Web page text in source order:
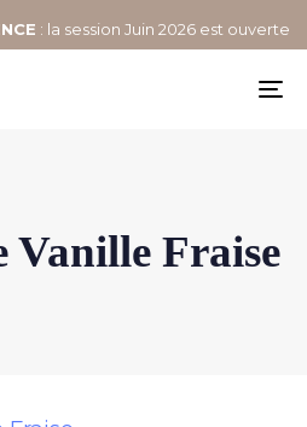
: la session Juin 2026 est ouverte
Vanille Fraise